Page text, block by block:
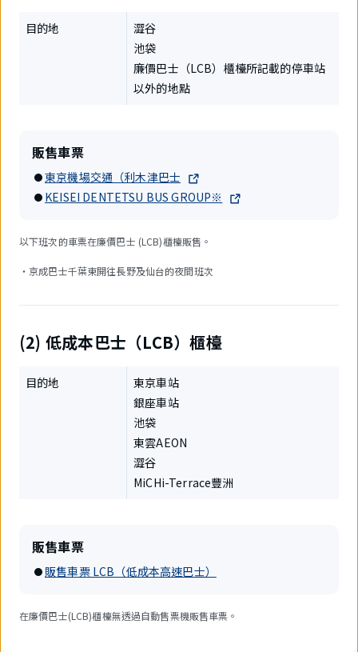
目的地
澀谷
池袋
廉價巴士（LCB）櫃檯所記載的停車站
以外的地點
販售車票
東京機場交通（利木津巴士
KEISEI DENTETSU BUS GROUP※
以下班次的車票在廉價巴士 (LCB)櫃檯販售。
・京成巴士千葉東開往長野及仙台的夜間班次
(2) 低成本巴士（LCB）櫃檯
目的地
東京車站
銀座車站
池袋
東雲AEON
澀谷
MiCHi-Terrace豐洲
販售車票
販售車票 LCB（低成本高速巴士）
在廉價巴士(LCB)櫃檯無透過自動售票機販售車票。